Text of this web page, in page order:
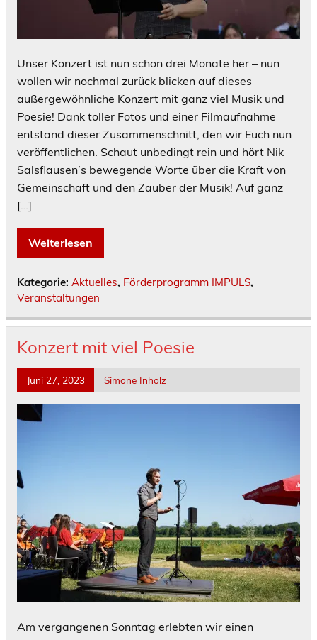
Unser Konzert ist nun schon drei Monate her – nun
wollen wir nochmal zurück blicken auf dieses
außergewöhnliche Konzert mit ganz viel Musik und
Poesie! Dank toller Fotos und einer Filmaufnahme
entstand dieser Zusammenschnitt, den wir Euch nun
veröffentlichen. Schaut unbedingt rein und hört Nik
Salsflausen’s bewegende Worte über die Kraft von
Gemeinschaft und den Zauber der Musik! Auf ganz
[…]
Weiterlesen
Kategorie: Aktuelles, Förderprogramm IMPULS,
Veranstaltungen
Konzert mit viel Poesie
Juni 27, 2023 Simone Inholz
Am vergangenen Sonntag erlebten wir einen